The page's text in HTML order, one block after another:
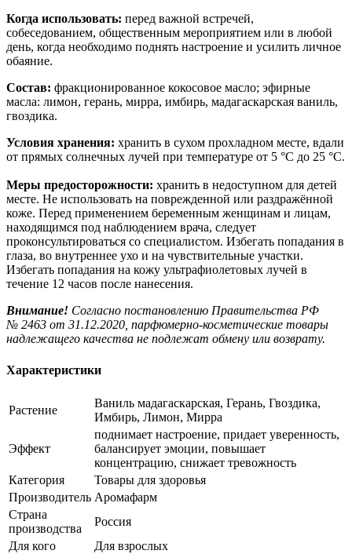
Когда использовать: перед важной встречей,
собеседованием, общественным мероприятием или в любой
день, когда необходимо поднять настроение и усилить личное
обаяние.
Состав: фракционированное кокосовое масло; эфирные
масла: лимон, герань, мирра, имбирь, мадагаскарская ваниль,
гвоздика.
Условия хранения: хранить в сухом прохладном месте, вдали
от прямых солнечных лучей при температуре от 5 °C до 25 °C.
Меры предосторожности: хранить в недоступном для детей
месте. Не использовать на поврежденной или раздражённой
коже. Перед применением беременным женщинам и лицам,
находящимся под наблюдением врача, следует
проконсультироваться со специалистом. Избегать попадания в
глаза, во внутреннее ухо и на чувствительные участки.
Избегать попадания на кожу ультрафиолетовых лучей в
течение 12 часов после нанесения.
Внимание! Согласно постановлению Правительства РФ
№ 2463 от 31.12.2020, парфюмерно-косметические товары
надлежащего качества не подлежат обмену или возврату.
Характеристики
Растение
Ваниль мадагаскарская, Герань, Гвоздика,
Имбирь, Лимон, Мирра
Эффект
поднимает настроение, придает уверенность,
балансирует эмоции, повышает
концентрацию, снижает тревожность
Категория
Товары для здоровья
Производитель Аромафарм
Страна
производства
Россия
Для кого
Для взрослых